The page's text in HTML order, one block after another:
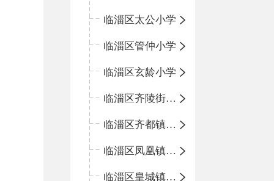
临淄区太公小学
临淄区管仲小学
临淄区玄龄小学
临淄区齐陵街道中心学校
临淄区齐都镇中心学校
临淄区凤凰镇中心学校
临淄区皇城镇中心学校